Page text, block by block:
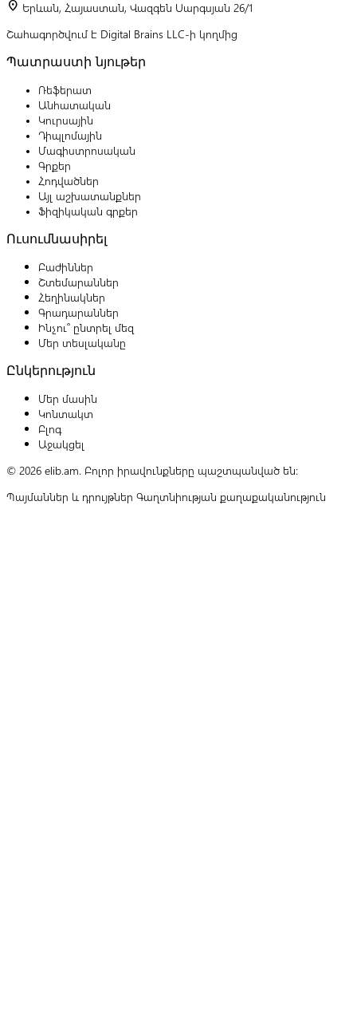
location_on Երևան, Հայաստան, Վազգեն Սարգսյան 26/1
Շահագործվում է Digital Brains LLC-ի կողմից
Պատրաստի նյութեր
Ռեֆերատ
Անհատական
Կուրսային
Դիպլոմային
Մագիստրոսական
Գրքեր
Հոդվածներ
Այլ աշխատանքներ
Ֆիզիկական գրքեր
Ուսումնասիրել
Բաժիններ
Շտեմարաններ
Հեղինակներ
Գրադարաններ
Ինչու՞ ընտրել մեզ
Մեր տեսլականը
Ընկերություն
Մեր մասին
Կոնտակտ
Բլոգ
Աջակցել
© 2026 elib.am. Բոլոր իրավունքները պաշտպանված են:
Պայմաններ և դրույթներ Գաղտնիության քաղաքականություն